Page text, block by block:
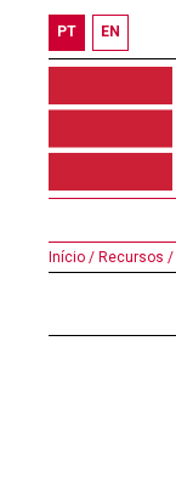
PT EN
Início / Recursos /